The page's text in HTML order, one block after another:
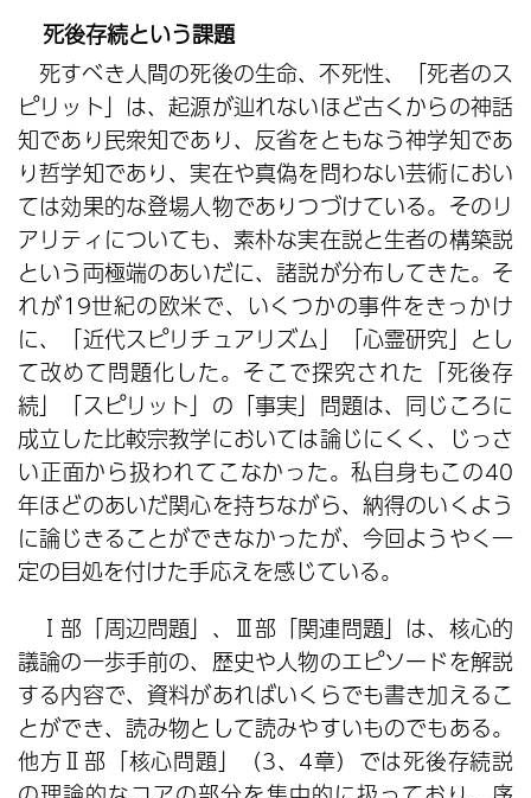
死後存続という課題
死すべき人間の死後の生命、不死性、「死者のス
ピリット」は、起源が辿れないほど古くからの神話
知であり民衆知であり、反省をともなう神学知であ
り哲学知であり、実在や真偽を問わない芸術におい
ては効果的な登場人物でありつづけている。そのリ
アリティについても、素朴な実在説と生者の構築説
という両極端のあいだに、諸説が分布してきた。そ
れが19世紀の欧米で、いくつかの事件をきっかけ
に、「近代スピリチュアリズム」「心霊研究」とし
て改めて問題化した。そこで探究された「死後存
続」「スピリット」の「事実」問題は、同じころに
成立した比較宗教学においては論じにくく、じっさ
い正面から扱われてこなかった。私自身もこの40
年ほどのあいだ関心を持ちながら、納得のいくよう
に論じきることができなかったが、今回ようやく一
定の目処を付けた手応えを感じている。
Ⅰ部「周辺問題」、Ⅲ部「関連問題」は、核心的
議論の一歩手前の、歴史や人物のエピソードを解説
する内容で、資料があればいくらでも書き加えるこ
とができ、読み物として読みやすいものでもある。
他方Ⅱ部「核心問題」（3、4章）では死後存続説